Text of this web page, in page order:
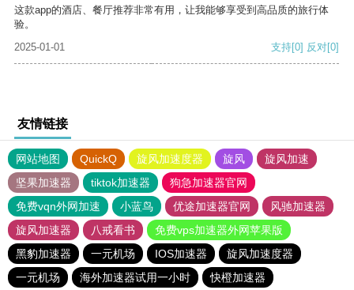
这款app的酒店、餐厅推荐非常有用，让我能够享受到高品质的旅行体
验。
2025-01-01
支持[0] 反对[0]
友情链接
网站地图 QuickQ 旋风加速度器 旋风
旋风加速
坚果加速器
tiktok加速器
狗急加速器官网
免费vqn外网加速
小蓝鸟 优途加速器官网
风驰加速器
旋风加速器
八戒看书
免费vps加速器外网苹果版
黑豹加速器
一元机场 IOS加速器
旋风加速度器
一元机场
海外加速器试用一小时 快橙加速器